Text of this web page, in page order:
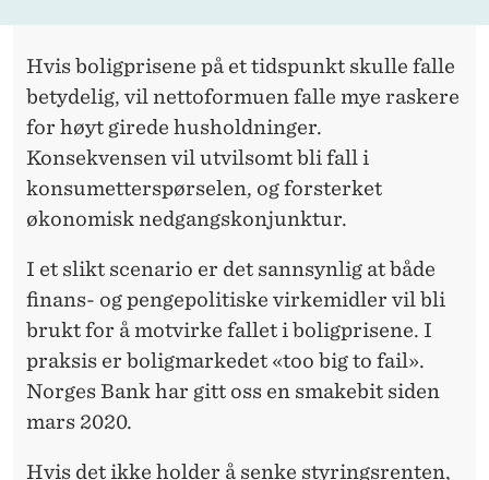
Hvis boligprisene på et tidspunkt skulle falle
betydelig, vil nettoformuen falle mye raskere
for høyt girede husholdninger.
Konsekvensen vil utvilsomt bli fall i
konsumetterspørselen, og forsterket
økonomisk nedgangskonjunktur.
I et slikt scenario er det sannsynlig at både
finans- og pengepolitiske virkemidler vil bli
brukt for å motvirke fallet i boligprisene. I
praksis er boligmarkedet «too big to fail».
Norges Bank har gitt oss en smakebit siden
mars 2020.
Hvis det ikke holder å senke styringsrenten,